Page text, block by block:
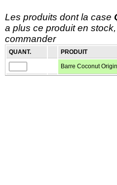
Les produits dont la case
a plus ce produit en
commander
QUANT. PRODUIT
Barre Coconut